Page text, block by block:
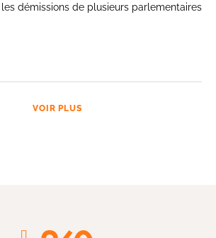
démissions de plusieurs parlementaires
VOIR PLUS